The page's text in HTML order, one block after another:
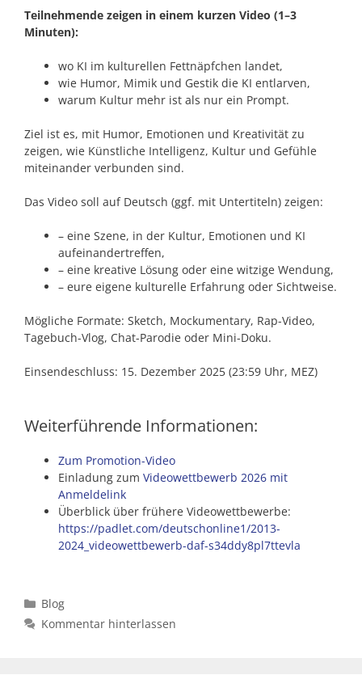
Teilnehmende zeigen in einem kurzen Video (1–3
Minuten):
wo KI im kulturellen Fettnäpfchen landet,
wie Humor, Mimik und Gestik die KI entlarven,
warum Kultur mehr ist als nur ein Prompt.
Ziel ist es, mit Humor, Emotionen und Kreativität zu
zeigen, wie Künstliche Intelligenz, Kultur und Gefühle
miteinander verbunden sind.
Das Video soll auf Deutsch (ggf. mit Untertiteln) zeigen:
– eine Szene, in der Kultur, Emotionen und KI
aufeinandertreffen,
– eine kreative Lösung oder eine witzige Wendung,
– eure eigene kulturelle Erfahrung oder Sichtweise.
Mögliche Formate: Sketch, Mockumentary, Rap-Video,
Tagebuch-Vlog, Chat-Parodie oder Mini-Doku.
Einsendeschluss: 15. Dezember 2025 (23:59 Uhr, MEZ)
Weiterführende Informationen:
Zum Promotion-Video
Einladung zum Videowettbewerb 2026 mit
Anmeldelink
Überblick über frühere Videowettbewerbe:
https://padlet.com/deutschonline1/2013-
2024_videowettbewerb-daf-s34ddy8pl7ttevla
Kategorien
Blog
Kommentar hinterlassen